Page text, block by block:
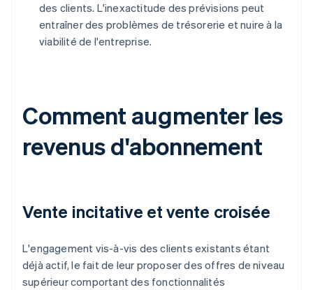
des clients. L'inexactitude des prévisions peut
entraîner des problèmes de trésorerie et nuire à la
viabilité de l'entreprise.
Comment augmenter les
revenus d'abonnement
Vente incitative et vente croisée
L'engagement vis-à-vis des clients existants étant
déjà actif, le fait de leur proposer des offres de niveau
supérieur comportant des fonctionnalités